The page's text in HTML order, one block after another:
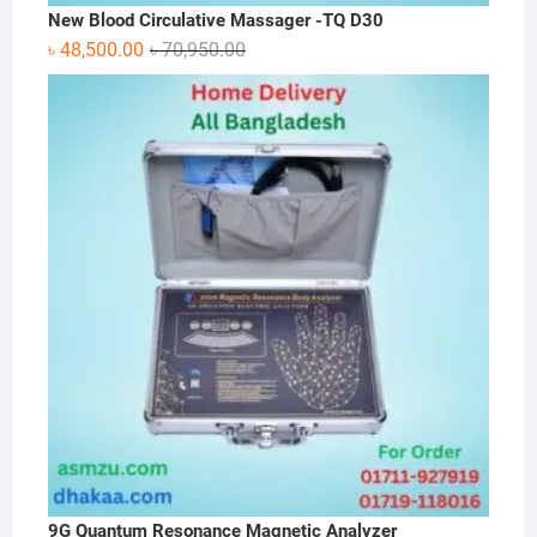
New Blood Circulative Massager -TQ D30
৳70,950.00Original
price
was:
৳ 70,950.00.
৳ 48,500.00
Current
price
is:
৳ 48,500.00.
9G Quantum Resonance Magnetic Analyzer